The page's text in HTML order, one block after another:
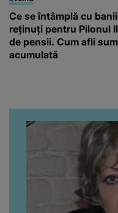
Ce se întâmplă cu banii
reținuți pentru Pilonul II
de pensii. Cum afli
acumulată